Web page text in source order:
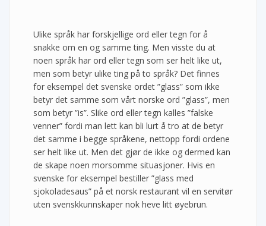
Ulike språk har forskjellige ord eller tegn for å
snakke om en og samme ting. Men visste du at
noen språk har ord eller tegn som ser helt like ut,
men som betyr ulike ting på to språk? Det finnes
for eksempel det svenske ordet ”glass” som ikke
betyr det samme som vårt norske ord ”glass”, men
som betyr ”is”. Slike ord eller tegn kalles ”falske
venner” fordi man lett kan bli lurt å tro at de betyr
det samme i begge språkene, nettopp fordi ordene
ser helt like ut. Men det gjør de ikke og dermed kan
de skape noen morsomme situasjoner. Hvis en
svenske for eksempel bestiller ”glass med
sjokoladesaus” på et norsk restaurant vil en servitør
uten svenskkunnskaper nok heve litt øyebrun.